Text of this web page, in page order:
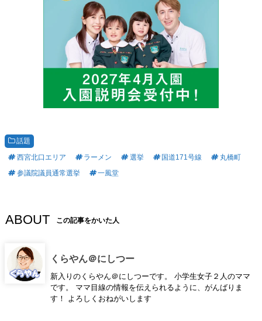
話題
西宮北口エリア
ラーメン 選挙 国道171号線
丸橋町
参議院議員通常選挙
一風堂
ABOUT この記事をかいた人
くらやん＠にしつー
新入りのくらやん＠にしつーです。 小学生女子２人のママ
です。 ママ目線の情報を伝えられるように、がんばりま
す！ よろしくおねがいします